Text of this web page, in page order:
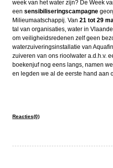
week van het water zijn? De Week
een sensibiliseringscampagne
Milieumaatschappij. Van 21 tot 29
tal van organisaties, water in
om veiligheidsredenen zelf geen
waterzuiveringsinstallatie van
zuiveren van ons rioolwater a.d.h.v.
boekenjuf nog eens langs, namen
en legden we al de eerste hand aan
Reacties(0)